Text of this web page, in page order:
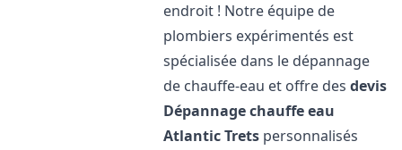
endroit ! Notre équipe de
plombiers expérimentés est
spécialisée dans le dépannage
de chauffe-eau et offre desdevis
Dépannage chauffe eau
AtlanticTrets personnalisés